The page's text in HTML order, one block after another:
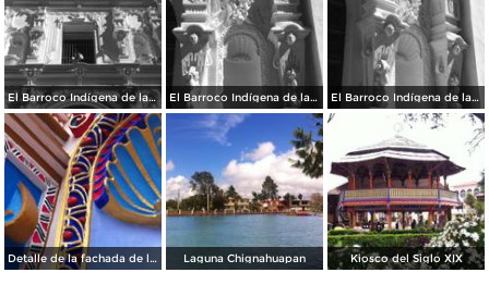
El Barroco Indígena de la Parroquia El Barroco Indígena de la Parroquia de Chignahuapan. El Barroco Indígena de la Parrroquia de Chignahuapan.
Detalle de la fachada de la Parroquia de Chignahuapan Laguna Chignahuapan Kiosco del Siglo XIX